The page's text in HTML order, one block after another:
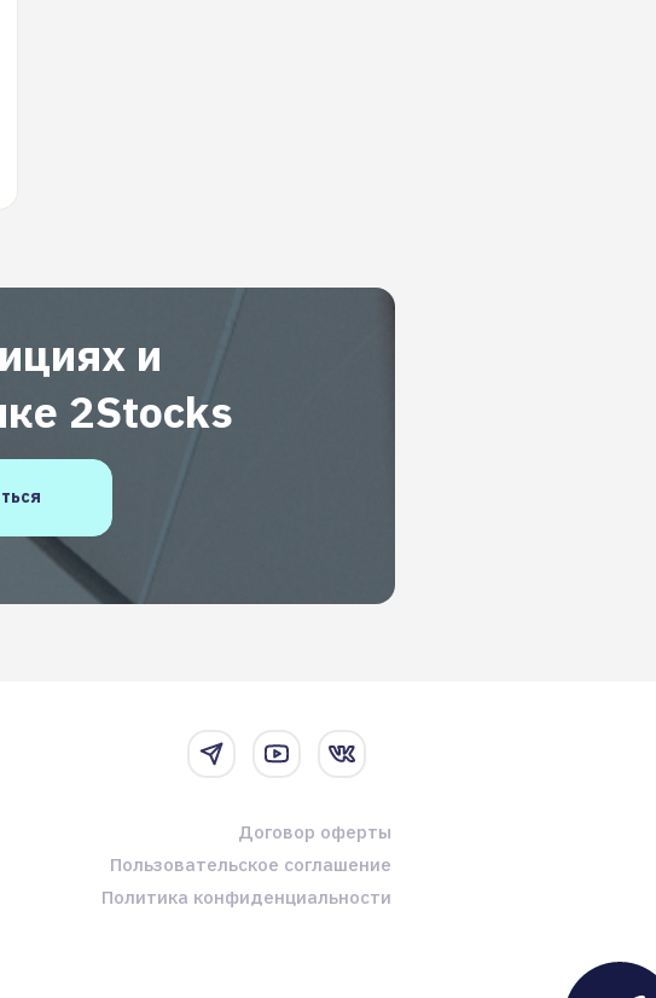
и
2Stocks
Договор оферты
Пользовательское соглашение
Политика конфиденциальности